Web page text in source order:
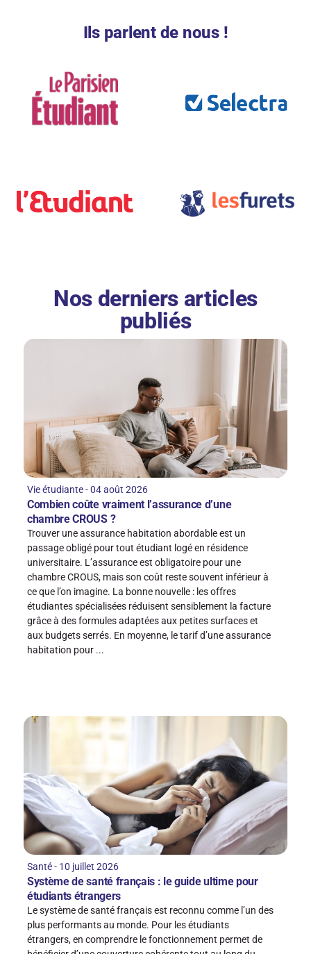
Ils parlent de nous !
Nos derniers articles
publiés
Vie étudiante - 04 août 2026
Combien coûte vraiment l’assurance d’une
chambre CROUS ?
Trouver une assurance habitation abordable est un
passage obligé pour tout étudiant logé en résidence
universitaire. L’assurance est obligatoire pour une
chambre CROUS, mais son coût reste souvent inférieur à
ce que l’on imagine. La bonne nouvelle : les offres
étudiantes spécialisées réduisent sensiblement la facture
grâce à des formules adaptées aux petites surfaces et
aux budgets serrés. En moyenne, le tarif d’une assurance
habitation pour ...
Santé - 10 juillet 2026
Système de santé français : le guide ultime pour
étudiants étrangers
Le système de santé français est reconnu comme l’un des
plus performants au monde. Pour les étudiants
étrangers, en comprendre le fonctionnement permet de